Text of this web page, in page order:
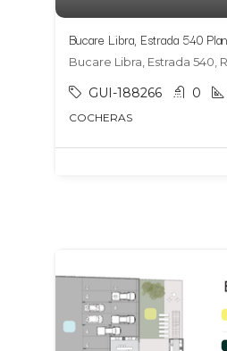
GUI-188266 0
COCHERAS